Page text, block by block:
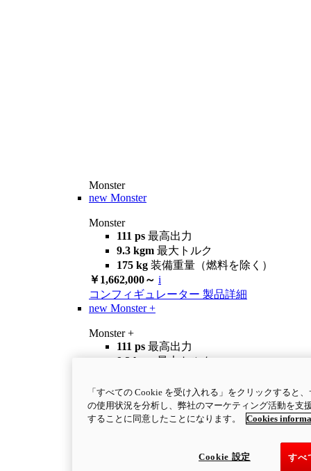
Monster
new Monster
Monster
111 ps 最高出力
9.3 kgm 最大トルク
175 kg 装備重量（燃料を除く）
￥1,662,000～ i
コンフィギュレーター 製品詳細
new Monster +
Monster +
111 ps 最高出力
9.3 kgm
最大トルク
¥ 1,690,000～ i
コンフィギュレーター 製品詳細
newMonster 100
「すべての Cookie を受け入れる」をクリックすると
の使用状況を分析し、弊社のマーケティング活動を支
することに同意したことになります。
Cookies
すべ
Cookie 設定